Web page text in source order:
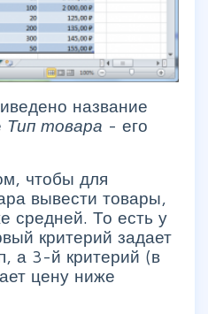
название
Тип товара - его
чтобы для
вывести товары,
средней. То есть у
критерий задает
а 3-й критерий (в
цену ниже